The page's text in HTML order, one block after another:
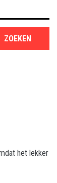
ZOEKEN
het lekker